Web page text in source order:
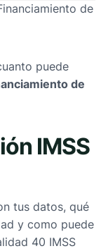
de
puede
de
IMSS
tus datos, qué
y como puede
40 IMSS